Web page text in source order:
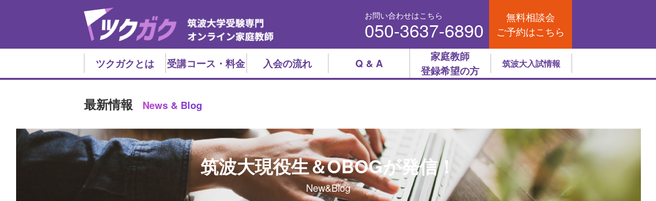
お問い合わせはこちら
050-3637-6890
無料相談会
ご予約はこちら
ツクガクとは 受講コース・料金 入会の流れ Q & A
家庭教師
登録希望の方
筑波大入試情報
最新情報 News & Blog
筑波大現役生＆OBOGが発信！
New&Blog